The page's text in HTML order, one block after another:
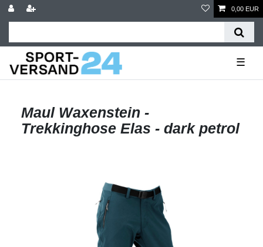
0,00 EUR
☰
Maul Waxenstein -
Trekkinghose Elas - dark petrol